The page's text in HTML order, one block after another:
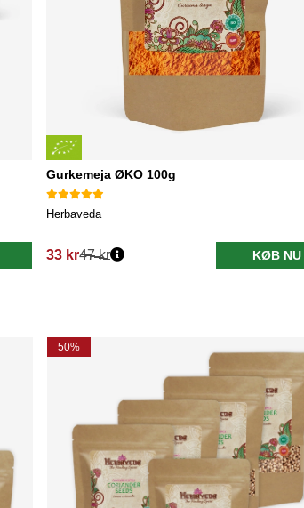
Gurkemeja ØKO 100g
Herbaveda
33 kr
Normalpris:
47 kr KØB NU
50%